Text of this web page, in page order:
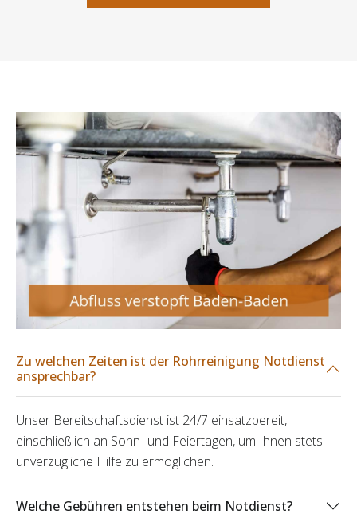
Zu welchen Zeiten ist der Rohrreinigung Notdienst
ansprechbar?
Unser Bereitschaftsdienst ist 24/7 einsatzbereit,
einschließlich an Sonn- und Feiertagen, um Ihnen stets
unverzügliche Hilfe zu ermöglichen.
Welche Gebühren entstehen beim Notdienst?